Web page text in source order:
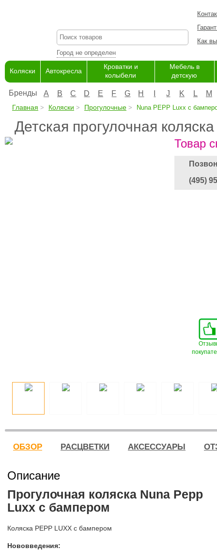
Город не определен
Как
Коляски Автокресла
Кроватки и
колыбели
Мебель в
детскую
Бренды A B C D E F G H J K L M
Главная Коляски Прогулочные Nuna PEPP Luxx с
Детская прогулочная
Товар
(495)
ОБЗОР РАСЦВЕТКИ АКСЕССУАРЫ
Описание
Прогулочная коляска Nuna Pepp
Luxx с бампером
Коляска PEPP LUXX с бампером
Нововведения: